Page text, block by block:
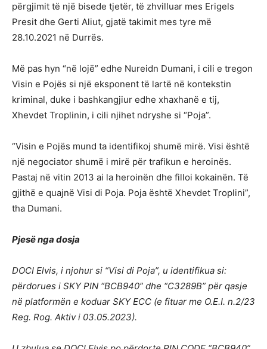
përgjimit të një bisede tjetër, të zhvilluar mes Erigels
Presit dhe Gerti Aliut, gjatë takimit mes tyre më
28.10.2021 në Durrës.
Më pas hyn “në lojë” edhe Nureidn Dumani, i cili e tregon
Visin e Pojës si një eksponent të lartë në kontekstin
kriminal, duke i bashkangjiur edhe xhaxhanë e tij,
Xhevdet Troplinin, i cili njihet ndryshe si “Poja”.
“Visin e Pojës mund ta identifikoj shumë mirë. Visi është
një negociator shumë i mirë për trafikun e heroinës.
Pastaj në vitin 2013 ai la heroinën dhe filloi kokainën. Të
gjithë e quajnë Visi di Poja. Poja është Xhevdet Troplini”,
tha Dumani.
Pjesë nga dosja
DOCI Elvis, i njohur si “Visi di Poja”, u identifikua si:
përdorues i SKY PIN “BCB940” dhe “C3289B” për qasje
në platformën e koduar SKY ECC (e fituar me O.E.I. n.2/23
Reg. Rog. Aktiv i 03.05.2023).